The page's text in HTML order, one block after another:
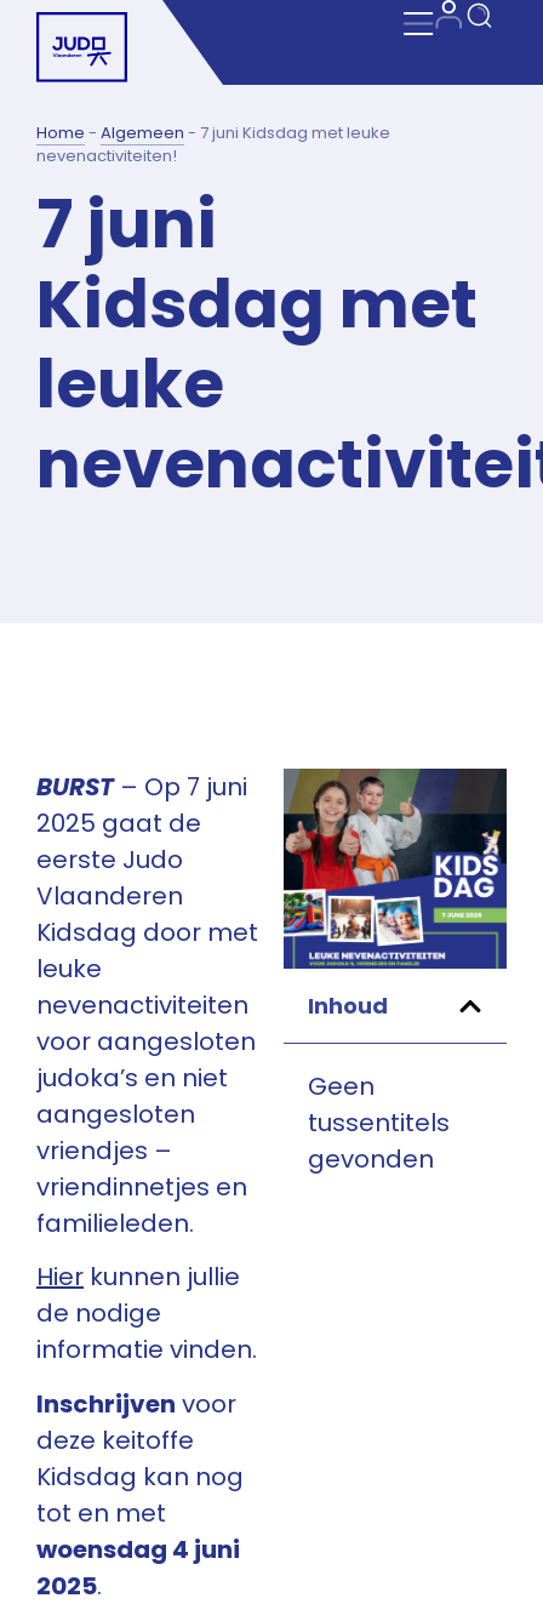
Home - Algemeen - 7 juni Kidsdag met leuke
nevenactiviteiten!
7 juni
Kidsdag met
leuke
BURST – Op 7 juni
2025 gaat de
eerste Judo
Vlaanderen
Kidsdag door met
leuke
nevenactiviteiten
voor aangesloten
judoka’s en niet
aangesloten
vriendjes –
vriendinnetjes en
familieleden.
Hier kunnen jullie
de nodige
informatie vinden.
Inschrijven voor
deze keitoffe
Kidsdag kan nog
tot en met
woensdag 4 juni
2025.
Inhoud
Geen
tussentitels
gevonden